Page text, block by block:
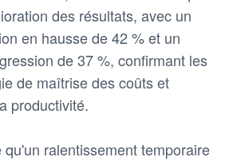
des résultats, avec un
en hausse de 42 % et un
de 37 %, confirmant les
de maîtrise des coûts et
productivité.
ralentissement temporaire